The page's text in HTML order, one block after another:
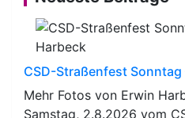
CSD-Straßenfest
Mehr Fotos von Erwin
Samstag, 2.8.2026 vom